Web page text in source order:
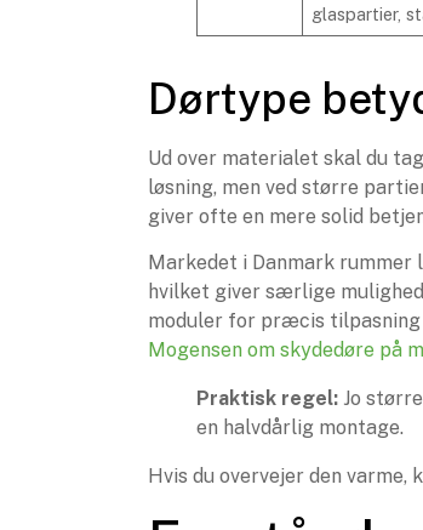
glaspartier,
Dørtype
Ud over materialet skal du
løsning, men ved større
giver ofte en mere solid
Markedet i Danmark rummer
hvilket giver særlige
moduler for præcis tilpasning
Mogensen om skydedøre på
Praktisk regel: Jo
en halvdårlig montage.
Hvis du overvejer den